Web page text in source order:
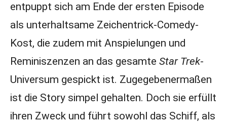
entpuppt sich am Ende der ersten Episode
als unterhaltsame Zeichentrick-Comedy-
Kost, die zudem mit Anspielungen und
Reminiszenzen an das gesamte Star Trek-
Universum gespickt ist. Zugegebenermaßen
ist die Story simpel gehalten. Doch sie erfüllt
ihren Zweck und führt sowohl das Schiff, als